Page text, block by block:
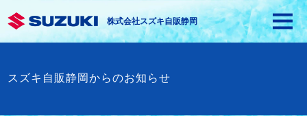
株式会社スズキ自販静岡
スズキ自販静岡からのお知らせ